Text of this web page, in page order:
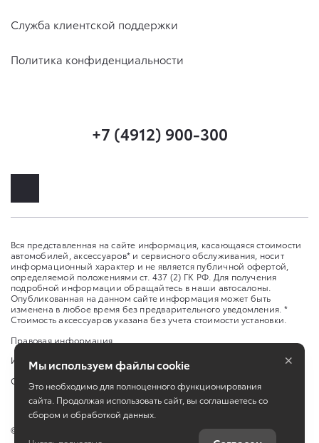
Служба клиентской поддержки
Политика конфиденциальности
+7 (4912) 900-300
Вся представленная на сайте информация, касающаяся стоимости
автомобилей, аксессуаров* и сервисного обслуживания, носит
информационный характер и не является публичной офертой,
определяемой положениями ст. 437 (2) ГК РФ. Для получения
подробной информации обращайтесь в наши автосалоны.
Опубликованная на данном сайте информация может быть
изменена в любое время без предварительного уведомления. *
Стоимость аксессуаров указана без учета стоимости установки.
Правовая информация
Изменить настройку cookies
Сбросить cookie
©
Мы используем файлы cookie
Это необходимо для полноценного функционирования
сайта. Продолжая использовать сайт, вы соглашаетесь со
сбором и обработкой данных.
×